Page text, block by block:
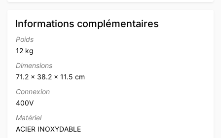
Informations complémentaires
Poids
12 kg
Dimensions
71.2 × 38.2 × 11.5 cm
Connexion
400V
Matériel
ACIER INOXYDABLE